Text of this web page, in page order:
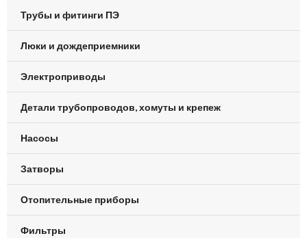
Трубы и фитинги ПЭ
Люки и дождеприемники
Электроприводы
Детали трубопроводов, хомуты и крепеж
Насосы
Затворы
Отопительные приборы
Фильтры